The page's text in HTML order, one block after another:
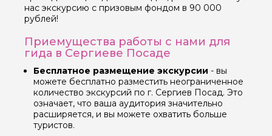
нас экскурсию с призовым фондом в 90 000
рублей!
Приемущества работы с нами для
гида в Сергиеве Посаде
Бесплатное размещение экскурсии - вы
можете бесплатно разместить неограниченное
количество экскурсий по г. Сергиев Посад. Это
означает, что ваша аудитория значительно
расширяется, и вы можете охватить больше
туристов.